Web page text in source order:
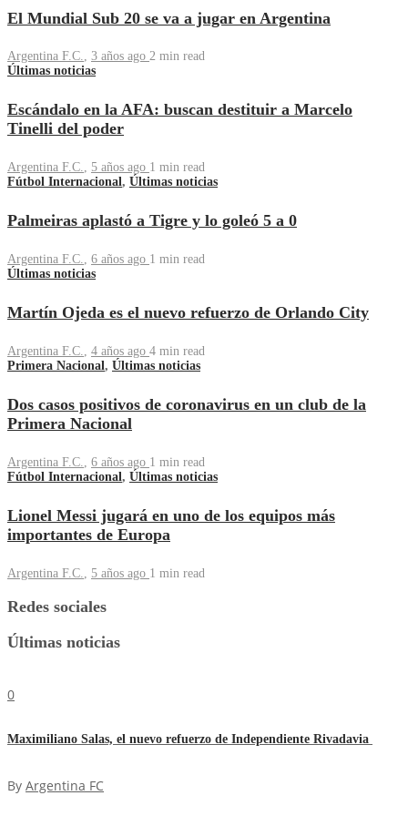
El Mundial Sub 20 se va a jugar en Argentina
Argentina F.C., 3 años ago 2 min read
Últimas noticias
Escándalo en la AFA: buscan destituir a Marcelo
Tinelli del poder
Argentina F.C., 5 años ago 1 min read
Fútbol Internacional, Últimas noticias
Palmeiras aplastó a Tigre y lo goleó 5 a 0
Argentina F.C., 6 años ago 1 min read
Últimas noticias
Martín Ojeda es el nuevo refuerzo de Orlando City
Argentina F.C., 4 años ago 4 min read
Primera Nacional, Últimas noticias
Dos casos positivos de coronavirus en un club de la
Primera Nacional
Argentina F.C. 6 años ago 1 min read
Fútbol Internacional , Últimas noticias
Lionel Messi jugará en uno de los equipos más
importantes de Europa
Argentina F.C. 5 años ago 1 min read
Redes sociales
Últimas noticias
0
Maximiliano Salas, el nuevo refuerzo de Independiente Rivadavia
By Argentina FC